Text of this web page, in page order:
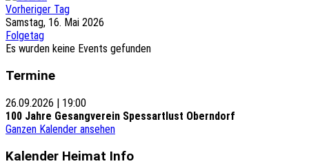
Vorheriger Tag
Samstag, 16. Mai 2026
Folgetag
Es wurden keine Events gefunden
Termine
26.09.2026 | 19:00
100 Jahre Gesangverein Spessartlust Oberndorf
Ganzen Kalender ansehen
Kalender Heimat Info